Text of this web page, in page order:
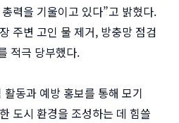
력을 기울이고 있다”고 밝혔다.
주변 고인 물 제거, 방충망 점검
적극 당부했다.
동과 예방 홍보를 통해 모기
도시 환경을 조성하는 데 힘쓸